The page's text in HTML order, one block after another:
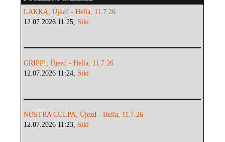
LAKKA, Újezd - Hella, 11.7.26
12.07.2026 11:25, Siki
GRIPP!, Újezd - Hella, 11.7.26
12.07.2026 11:24, Siki
NOSTRA CULPA, Újezd - Hella, 11.7.26
12.07.2026 11:23, Siki